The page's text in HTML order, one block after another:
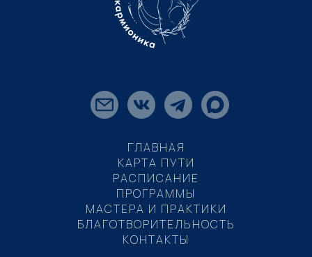
ГЛАВНАЯ
КАРТА ПУТИ
РАСПИСАНИЕ
ПРОГРАММЫ
МАСТЕРА И ПРАКТИКИ
БЛАГОТВОРИТЕЛЬНОСТЬ
КОНТАКТЫ